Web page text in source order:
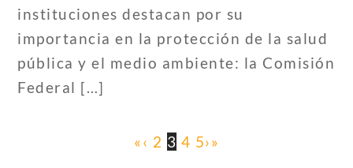
instituciones destacan por su
importancia en la protección de la salud
pública y el medio ambiente: la Comisión
Federal […]
«‹ 2 3 4 5›»